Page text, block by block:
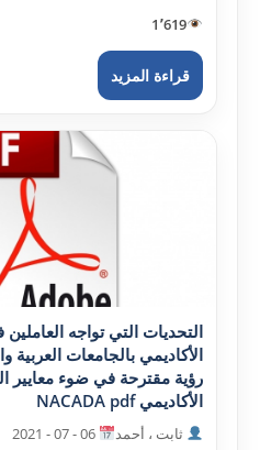
1٬619
قراءة المزيد
التحديات التي تواجه
الأکاديمي بالجامعات العربية
رؤية مقترحة في ضوء معايير
الأکاديمي NACADA pdf
ثابت ، أحمد